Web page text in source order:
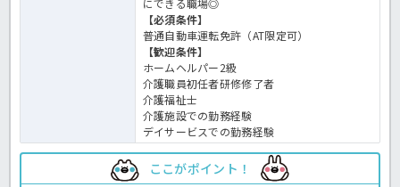
【必須条件】
普通自動車運転免許（AT限定可）
【歓迎条件】
ホームヘルパー2級
介護職員初任者研修修了者
介護福祉士
介護施設での勤務経験
デイサービスでの勤務経験
ここがポイント！